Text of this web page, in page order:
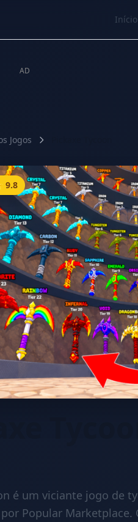
Início
AD
Jogos
9.8
é um viciante jogo de
Popular